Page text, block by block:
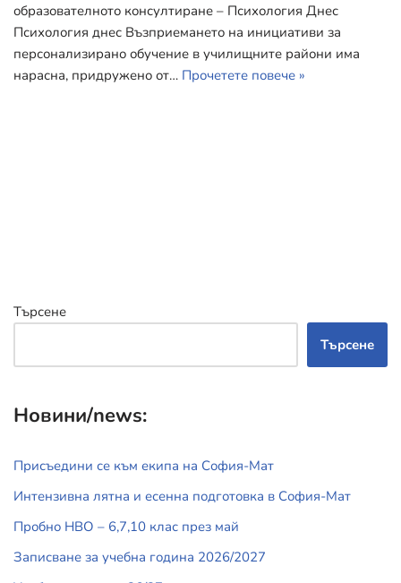
образователното консултиране – Психология Днес
Психология днес Възприемането на инициативи за
персонализирано обучение в училищните райони има
нарасна, придружено от… Прочетете повече »
Търсене
Търсене
Новини/news:
Присъедини се към екипа на София-Мат
Интензивна лятна и есенна подготовка в София-Мат
Пробно НВО – 6,7,10 клас през май
Записване за учебна година 2026/2027